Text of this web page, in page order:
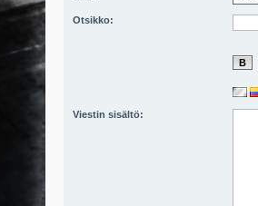
Otsikko:
Viestin sisältö: